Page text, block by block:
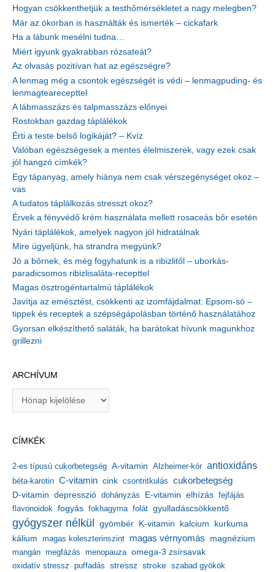
Hogyan csökkenthetjük a testhőmérsékletet a nagy melegben?
Már az ókorban is használták és ismerték – cickafark
Ha a lábunk mesélni tudna…
Miért igyunk gyakrabban rózsateát?
Az olvasás pozitívan hat az egészségre?
A lenmag még a csontok egészségét is védi – lenmagpuding- és
lenmagtearecepttel
A lábmasszázs és talpmasszázs előnyei
Rostokban gazdag táplálékok
Érti a teste belső logikáját? – Kvíz
Valóban egészségesek a mentes élelmiszerek, vagy ezek csak
jól hangzó címkék?
Egy tápanyag, amely hiánya nem csak vérszegénységet okoz –
vas
A tudatos táplálkozás stresszt okoz?
Érvek a fényvédő krém használata mellett rosaceás bőr esetén
Nyári táplálékok, amelyek nagyon jól hidratálnak
Mire ügyeljünk, ha strandra megyünk?
Jó a bőrnek, és még fogyhatunk is a ribizlitől – uborkás-
paradicsomos ribizlisaláta-recepttel
Magas ösztrogéntartalmú táplálékok
Javítja az emésztést, csökkenti az izomfájdalmat: Epsom-só –
tippek és receptek a szépségápolásban történő használatához
Gyorsan elkészíthető saláták, ha barátokat hívunk magunkhoz
grillezni
ARCHÍVUM
í
u
m
CÍMKÉK
2-es típusú cukorbetegség A-vitamin Alzheimer-kór antioxidáns
béta-karotin C-vitamin cink csontritkulás cukorbetegség
D-vitamin depresszió dohányzás E-vitamin elhízás fejfájás
flavonoidok fogyás fokhagyma folát gyulladáscsökkentő
gyógyszer nélkül gyömbér K-vitamin kalcium kurkuma
kálium magas koleszterinszint magas vérnyomás magnézium
mangán megfázás menopauza omega-3 zsírsavak
oxidatív stressz puffadás stressz stroke szabad gyökök